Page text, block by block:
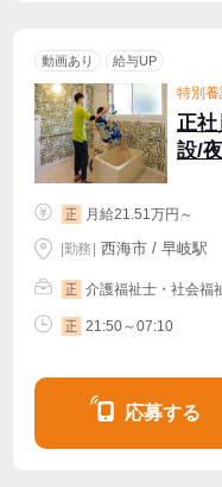
動画あり 給与UP
特別
正
設/
正 月給21.51万円～
|勤務 西海市 / 早岐駅
正 介護福祉士・社会福
正 21:50～07:10
応募する